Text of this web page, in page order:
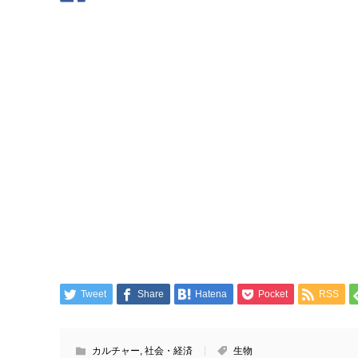
Tweet Share Hatena Pocket RSS
カルチャー 社会・経済 生物